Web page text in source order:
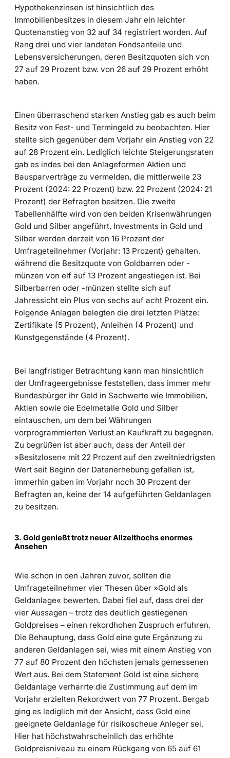
Hypothekenzinsen ist hinsichtlich des
Immobilienbesitzes in diesem Jahr ein leichter
Quotenanstieg von 32 auf 34 registriert worden. Auf
Rang drei und vier landeten Fondsanteile und
Lebensversicherungen, deren Besitzquoten sich von
27 auf 29 Prozent bzw. von 26 auf 29 Prozent erhöht
haben.
Einen überraschend starken Anstieg gab es auch beim
Besitz von Fest- und Termingeld zu beobachten. Hier
stellte sich gegenüber dem Vorjahr ein Anstieg von 22
auf 28 Prozent ein. Lediglich leichte Steigerungsraten
gab es indes bei den Anlageformen Aktien und
Bausparverträge zu vermelden, die mittlerweile 23
Prozent (2024: 22 Prozent) bzw. 22 Prozent (2024: 21
Prozent) der Befragten besitzen. Die zweite
Tabellenhälfte wird von den beiden Krisenwährungen
Gold und Silber angeführt. Investments in Gold und
Silber werden derzeit von 16 Prozent der
Umfrageteilnehmer (Vorjahr: 13 Prozent) gehalten,
während die Besitzquote von Goldbarren oder -
münzen von elf auf 13 Prozent angestiegen ist. Bei
Silberbarren oder -münzen stellte sich auf
Jahressicht ein Plus von sechs auf acht Prozent ein.
Folgende Anlagen belegten die drei letzten Plätze:
Zertifikate (5 Prozent), Anleihen (4 Prozent) und
Kunstgegenstände (4 Prozent).
Bei langfristiger Betrachtung kann man hinsichtlich
der Umfrageergebnisse feststellen, dass immer mehr
Bundesbürger ihr Geld in Sachwerte wie Immobilien,
Aktien sowie die Edelmetalle Gold und Silber
eintauschen, um dem bei Währungen
vorprogrammierten Verlust an Kaufkraft zu begegnen.
Zu begrüßen ist aber auch, dass der Anteil der
»Besitzlosen« mit 22 Prozent auf den zweitniedrigsten
Wert seit Beginn der Datenerhebung gefallen ist,
immerhin gaben im Vorjahr noch 30 Prozent der
Befragten an, keine der 14 aufgeführten Geldanlagen
zu besitzen.
3. Gold genießt trotz neuer Allzeithochs enormes
Ansehen
Wie schon in den Jahren zuvor, sollten die
Umfrageteilnehmer vier Thesen über »Gold als
Geldanlage« bewerten. Dabei fiel auf, dass drei der
vier Aussagen – trotz des deutlich gestiegenen
Goldpreises – einen rekordhohen Zuspruch erfuhren.
Die Behauptung, dass Gold eine gute Ergänzung zu
anderen Geldanlagen sei, wies mit einem Anstieg von
77 auf 80 Prozent den höchsten jemals gemessenen
Wert aus. Bei dem Statement Gold ist eine sichere
Geldanlage verharrte die Zustimmung auf dem im
Vorjahr erzielten Rekordwert von 77 Prozent. Bergab
ging es lediglich mit der Ansicht, dass Gold eine
geeignete Geldanlage für risikoscheue Anleger sei.
Hier hat höchstwahrscheinlich das erhöhte
Goldpreisniveau zu einem Rückgang von 65 auf 61